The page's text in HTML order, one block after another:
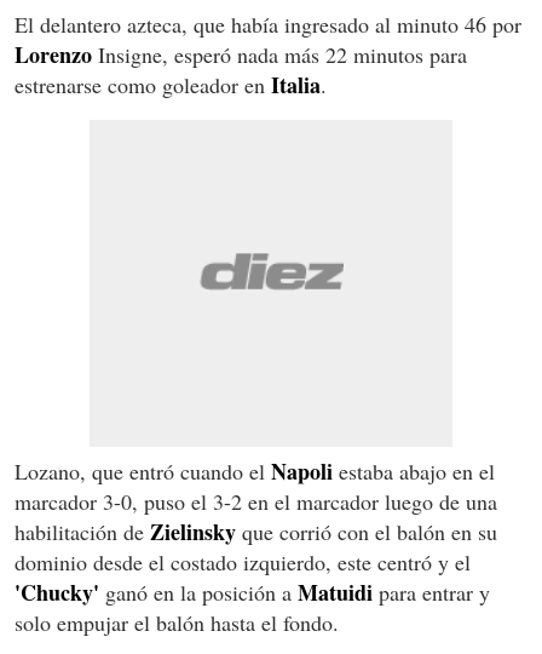
El delantero azteca, que había ingresado al minuto 46 por
Lorenzo Insigne, esperó nada más 22 minutos para
estrenarse como goleador en Italia.
Lozano, que entró cuando el Napoli estaba abajo en el
marcador 3-0, puso el 3-2 en el marcador luego de una
habilitación de Zielinsky que corrió con el balón en su
dominio desde el costado izquierdo, este centró y el
'Chucky' ganó en la posición a Matuidi para entrar y
solo empujar el balón hasta el fondo.